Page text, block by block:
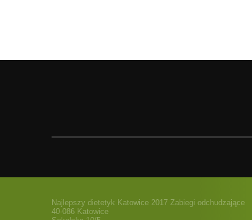
Najlepszy dietetyk Katowice 2017 Zabiegi odchudzające
40-086 Katowice